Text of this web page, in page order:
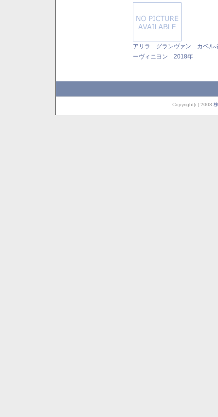
アリラ グランヴァン カベル
ーヴィニヨン 2018年
Copyright(c) 2008